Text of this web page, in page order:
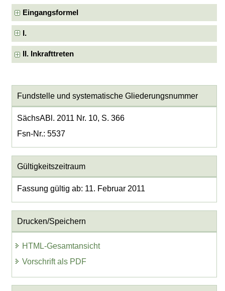
Eingangsformel
I.
II. Inkrafttreten
Fundstelle und systematische Gliederungsnummer
SächsABl. 2011 Nr. 10, S. 366
Fsn-Nr.: 5537
Gültigkeitszeitraum
Fassung gültig ab: 11. Februar 2011
Drucken/Speichern
HTML-Gesamtansicht
Vorschrift als PDF